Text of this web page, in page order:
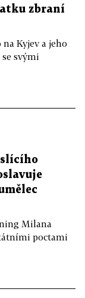
zbraní
Kyjev a jeho
svými
Milana
poctami